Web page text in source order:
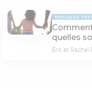
MESSAGE
quelles
Éric et Rachel